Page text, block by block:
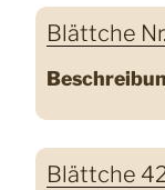
Blättche
Blättche